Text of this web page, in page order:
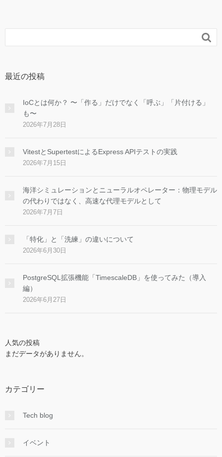

最近の投稿
IoCとは何か？ 〜「作る」だけでなく「呼ぶ」「片付ける」
も〜
2026年7月28日
VitestとSupertestによるExpress APIテストの実践
2026年7月15日
海洋シミュレーションとニューラルオペレーター：物理モデル
の代わりではなく、高速な代理モデルとして
2026年7月7日
「特化」と「洗練」の違いについて
2026年6月30日
PostgreSQL拡張機能「TimescaleDB」を使ってみた（導入
編）
2026年6月27日
人気の投稿
まだデータがありません。
カテゴリー
Tech blog
イベント